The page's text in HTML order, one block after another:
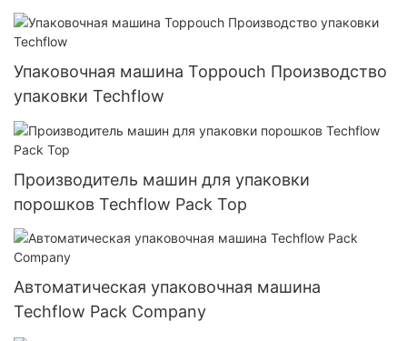
Упаковочная машина Toppouch Производство
упаковки Techflow
Производитель машин для упаковки
порошков Techflow Pack Top
Автоматическая упаковочная машина
Techflow Pack Company